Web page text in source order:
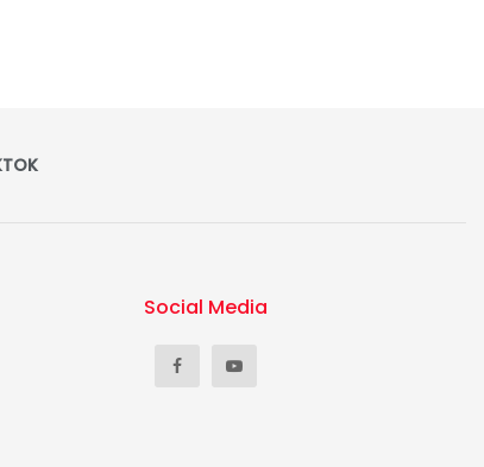
Social Media